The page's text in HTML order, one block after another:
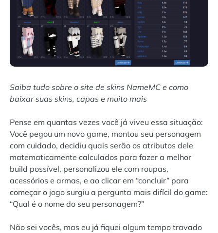
Saiba tudo sobre o site de skins NameMC e como
baixar suas skins, capas e muito mais
Pense em quantas vezes você já viveu essa situação:
Você pegou um novo game, montou seu personagem
com cuidado, decidiu quais serão os atributos dele
matematicamente calculados para fazer a melhor
build possível, personalizou ele com roupas,
acessórios e armas, e ao clicar em “concluir” para
começar o jogo surgiu a pergunta mais difícil do game:
“Qual é o nome do seu personagem?”
Não sei vocês, mas eu já fiquei algum tempo travado